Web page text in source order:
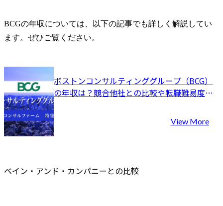
BCGの年収については、以下の記事でも詳しく解説してい
ます。ぜひご覧ください。
ボストンコンサルティンググループ（BCG）
の年収は？競合他社との比較や転職難易度を
View More
ベイン・アンド・カンパニーとの比較